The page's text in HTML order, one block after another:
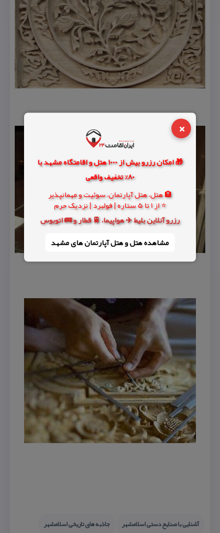
×
🎁 امکان رزرو بیش از 1000 هتل و اقامتگاه مشهد با
80% تخفیف واقعی
🏨 هتل، هتل آپارتمان، سوئیت و مهمانپذیر
⭐ از 1 تا 5 ستاره | فولبرد | نزدیک حرم
رزرو آنلاین بلیط ✈️ هواپیما، 🚆 قطار و 🚌 اتوبوس
مشاهده هتل و هتل‌ آپارتمان های مشهد
آشنایی با صنایع دستی اسلامشهر
جاذبه های تاریخی اسلامشهر